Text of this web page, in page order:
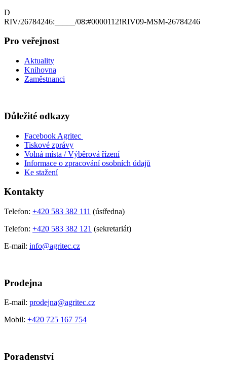
D
RIV/26784246:_____/08:#0000112!RIV09-MSM-26784246
Pro veřejnost
Aktuality
Knihovna
Zaměstnanci
Důležité odkazy
Facebook Agritec
Tiskové zprávy
Volná místa / Výběrová řízení
Informace o zpracování osobních údajů
Ke stažení
Kontakty
Telefon: +420 583 382 111 (ústředna)
Telefon: +420 583 382 121 (sekretariát)
E-mail: info@agritec.cz
Prodejna
E-mail: prodejna@agritec.cz
Mobil: +420 725 167 754
Poradenství